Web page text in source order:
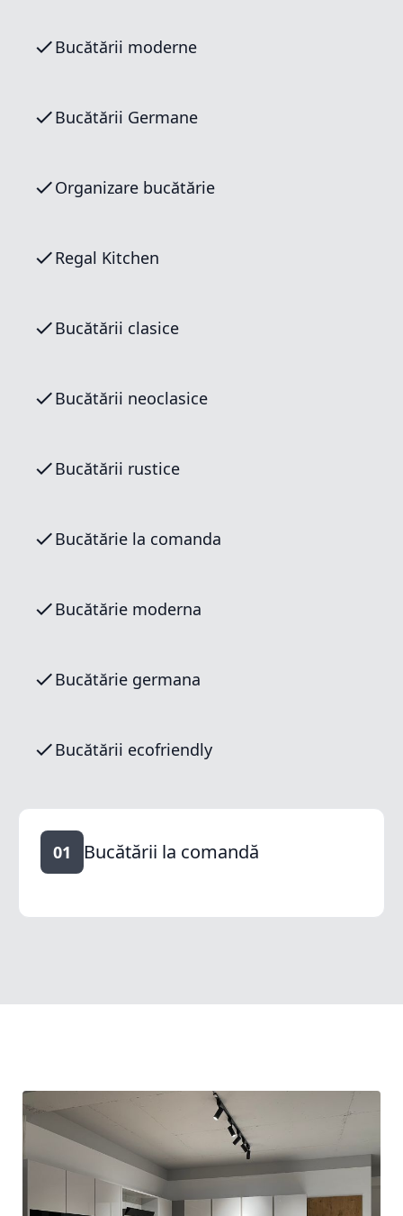
Bucătării moderne
Bucătării Germane
Organizare bucătărie
Regal Kitchen
Bucătării clasice
Bucătării neoclasice
Bucătării rustice
Bucătărie la comanda
Bucătărie moderna
Bucătărie germana
Bucătării ecofriendly
01 Bucătării la comandă